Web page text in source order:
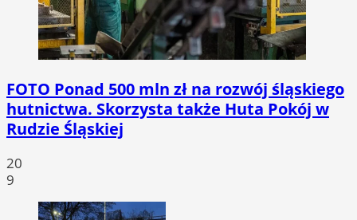
FOTO Ponad 500 mln zł na rozwój śląskiego
hutnictwa. Skorzysta także Huta Pokój w
Rudzie Śląskiej
20
9